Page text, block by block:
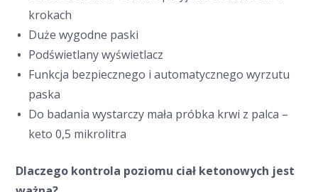
krokach
Duże wygodne paski
Podświetlany wyświetlacz
Funkcja bezpiecznego i automatycznego wyrzutu
paska
Do badania wystarczy mała próbka krwi z palca –
keto 0,5 mikrolitra
Dlaczego kontrola poziomu ciał ketonowych jest